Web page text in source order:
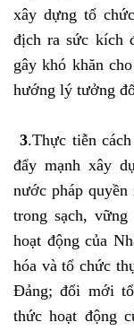
xây dựng tổ
địch ra sức kích
gây khó khăn
hướng lý tưởng
3.Thực tiễn
đẩy mạnh xây
nước pháp
trong sạch,
hoạt động của
hóa và tổ chức
Đảng; đổi mới
thức hoạt động